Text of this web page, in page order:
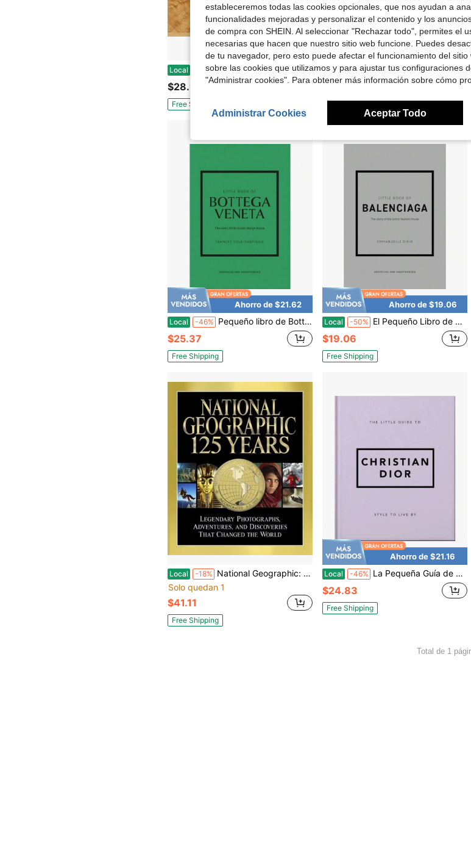
Local La luz sobre el yoga: La Biblia del yoga moderno
$28.99
Free Shipping
Ahorro de $21.62
Local -46% Coco Chanel: El mundo ilustrado de un ícono de la moda
$25.37
Free Shipping
Ahorro de $21.62
Local -46% Pequeño libro de Bottega Veneta: La historia de la icónica casa de moda (Pequeños libros de moda)
$25.37
Free Shipping
Ahorro de $19.06
Local -50% El Pequeño Libro de Balenciaga: La Historia de la Icónica Casa de Moda Pequeños Libros de Moda
$19.06
Free Shipping
Local -18% National Geographic: 125 Años: Fotografías, Aventuras y Descubrimientos Legendarios que Cambiaron el Mundo (Tapa dura) Por Mark Collins Jenkins
Solo quedan 1
$41.11
Free Shipping
Ahorro de $21.16
Local -46% La Pequeña Guía de Christian Dior: Estilo para Vivir (Pequeños Libros de Moda)
$24.83
Free Shipping
Total de 1
estableceremos todas las cookies opcionales, que nos ayudan a
funcionalidades mejoradas y personalizar el contenido y los
de compra con SHEIN. Al seleccionar "Rechazar todo", permites el
necesarias que hacen que nuestro sitio web funcione. Puedes
de tu navegador, pero esto puede afectar el funcionamiento del
sobre las cookies que utilizamos y para ajustar tus configuraciones
"Administrar cookies". Para obtener más información sobre cómo
Administrar Cookies Aceptar Todo